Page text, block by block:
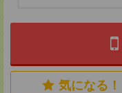
気になる！